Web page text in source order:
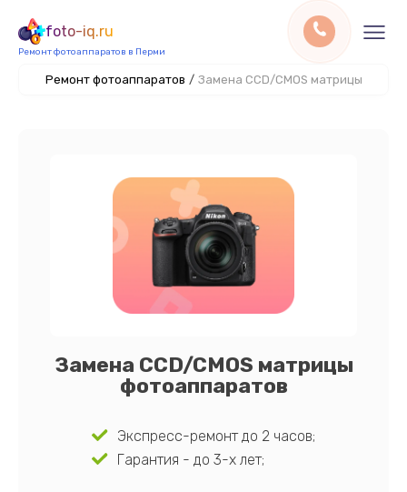
foto-iq.ru
Ремонт фотоаппаратов в Перми
Ремонт фотоаппаратов / Замена CCD/CMOS матрицы
Замена CCD/CMOS матрицы
фотоаппаратов
Экспресс-ремонт до 2 часов;
Гарантия - до 3-х лет;